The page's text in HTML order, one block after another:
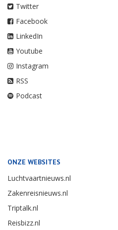
Twitter
Facebook
LinkedIn
Youtube
Instagram
RSS
Podcast
ONZE WEBSITES
Luchtvaartnieuws.nl
Zakenreisnieuws.nl
Triptalk.nl
Reisbizz.nl